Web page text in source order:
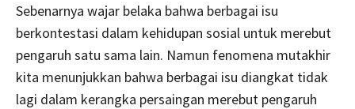
Sebenarnya wajar belaka bahwa berbagai isu
berkontestasi dalam kehidupan sosial untuk merebut
pengaruh satu sama lain. Namun fenomena mutakhir
kita menunjukkan bahwa berbagai isu diangkat tidak
lagi dalam kerangka persaingan merebut pengaruh